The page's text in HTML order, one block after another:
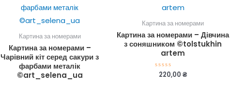
Картина за номерами
Картина за номерами –
Чарівний кіт серед сакури з
фарбами металік
©art_selena_ua
Картина за номерами
Картина за номерами – Дівчина
з соняшником ©tolstukhin
artem
Оцінено
220,00₴